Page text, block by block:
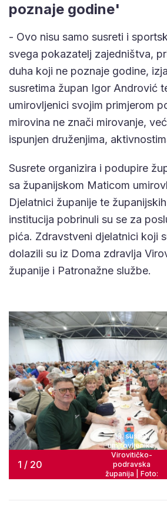
poznaje godine'
- Ovo nisu samo susreti i
svega pokazatelj zajedništva,
duha koji ne poznaje godine,
susretima župan Igor Andrović
umirovljenici svojim primjerom
mirovina ne znači mirovanje,
ispunjen druženjima,
Susrete organizira i podupire
sa županijskom Maticom
Djelatnici županije te
institucija pobrinuli su se za
pića. Zdravstveni djelatnici koji
dolazili su iz Doma zdravlja
županije i Patronažne službe.
13. susreti
umirovljenika,
Virovitičko-
podravska
županija | Foto:
1 / 20